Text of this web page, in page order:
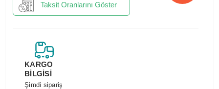
Taksit Oranlarını Göster
KARGO
BİLGİSİ
Şimdi sipariş